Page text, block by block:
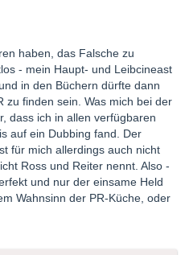
haben, das Falsche zu
- mein Haupt- und Leibcineast
in den Büchern dürfte dann
zu finden sein. Was mich bei der
dass ich in allen verfügbaren
auf ein Dubbing fand. Der
für mich allerdings auch nicht
Ross und Reiter nennt. Also -
und nur der einsame Held
Wahnsinn der PR-Küche, oder